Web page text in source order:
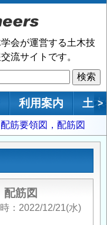
会が運営する土木技
流サイトです。
利用案内 土 >
筋要領図，配筋図
配筋図
2022/12/21(水)